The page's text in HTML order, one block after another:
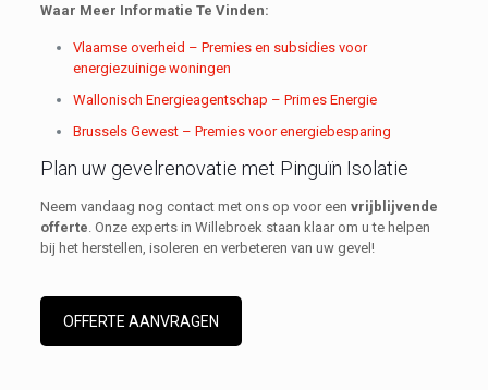
Waar Meer Informatie Te Vinden:
Vlaamse overheid – Premies en subsidies voor
energiezuinige woningen
Wallonisch Energieagentschap – Primes Energie
Brussels Gewest – Premies voor energiebesparing
Plan uw gevelrenovatie met Pinguïn Isolatie
Neem vandaag nog contact met ons op voor een vrijblijvende
offerte . Onze experts in Willebroek staan klaar om u te helpen
bij het herstellen, isoleren en verbeteren van uw gevel!
OFFERTE AANVRAGEN